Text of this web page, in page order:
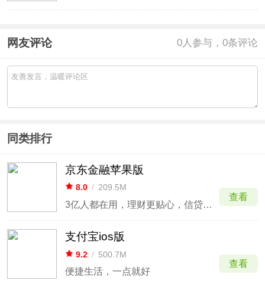
网友评论 0人参与，0条评论
同类排行
京东金融苹果版
8.0 / 209.5M
3亿人都在用，理财更贴心，信贷更安心！
查看
支付宝ios版
9.2 / 500.7M
便捷生活，一点就好
查看